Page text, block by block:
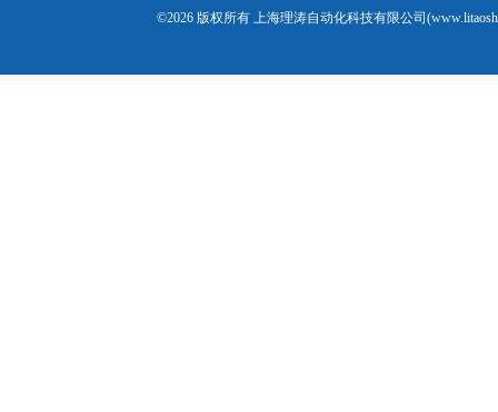
©2026 版权所有 上海理涛自动化科技有限公司